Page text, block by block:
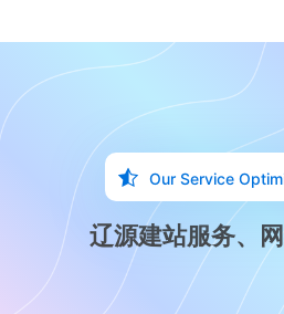
Our Service
辽源建站服务、